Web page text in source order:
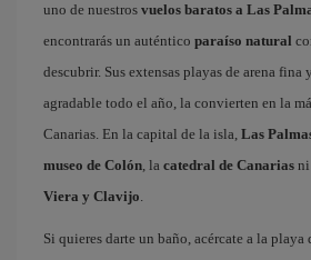
uno de nuestros vuelos baratos a Las
encontrarás un auténtico paraíso natural
descubrir. Sus extensas playas de arena
agradable todo el año, la convierten en la
Canarias. En la capital de la isla, Las
museo de Colón, la catedral de Canarias
Viera y Clavijo.
Si quieres darte un baño, acércate a la playa